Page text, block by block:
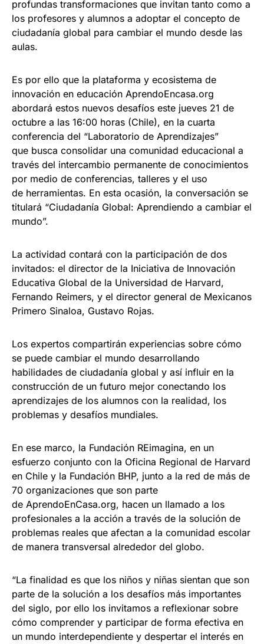
profundas transformaciones que invitan tanto como a
los profesores y alumnos a adoptar el concepto de
ciudadanía global para cambiar el mundo desde las
aulas.
Es por ello que la plataforma y ecosistema de
innovación en educación AprendoEncasa.org
abordará estos nuevos desafíos este jueves 21 de
octubre a las 16:00 horas (Chile), en la cuarta
conferencia del “Laboratorio de Aprendizajes”
que busca consolidar una comunidad educacional a
través del intercambio permanente de conocimientos
por medio de conferencias, talleres y el uso
de herramientas. En esta ocasión, la conversación se
titulará “Ciudadanía Global: Aprendiendo a cambiar el
mundo”.
La actividad contará con la participación de dos
invitados: el director de la Iniciativa de Innovación
Educativa Global de la Universidad de Harvard,
Fernando Reimers, y el director general de Mexicanos
Primero Sinaloa, Gustavo Rojas.
Los expertos compartirán experiencias sobre cómo
se puede cambiar el mundo desarrollando
habilidades de ciudadanía global y así influir en la
construcción de un futuro mejor conectando los
aprendizajes de los alumnos con la realidad, los
problemas y desafíos mundiales.
En ese marco, la Fundación REimagina, en un
esfuerzo conjunto con la Oficina Regional de Harvard
en Chile y la Fundación BHP, junto a la red de más de
70 organizaciones que son parte
de AprendoEnCasa.org, hacen un llamado a los
profesionales a la acción a través de la solución de
problemas reales que afectan a la comunidad escolar
de manera transversal alrededor del globo.
“La finalidad es que los niños y niñas sientan que son
parte de la solución a los desafíos más importantes
del siglo, por ello los invitamos a reflexionar sobre
cómo comprender y participar de forma efectiva en
un mundo interdependiente y despertar el interés en